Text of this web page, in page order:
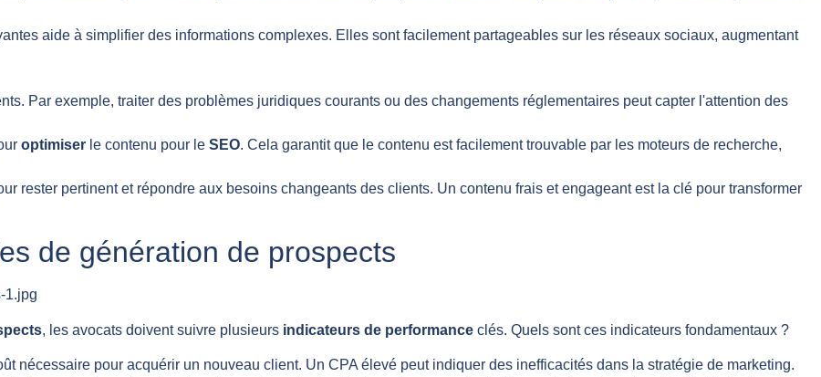
aide à simplifier des informations complexes. Elles sont facilement partageables sur les réseaux sociaux, augmentant
Par exemple, traiter des problèmes juridiques courants ou des changements réglementaires peut capter l'attention des
optimiser le contenu pour le SEO. Cela garantit que le contenu est facilement trouvable par les moteurs de recherche,
rester pertinent et répondre aux besoins changeants des clients. Un contenu frais et engageant est la clé pour transformer
de génération de prospects
, les avocats doivent suivre plusieurs indicateurs de performance clés. Quels sont ces indicateurs fondamentaux ?
nécessaire pour acquérir un nouveau client. Un CPA élevé peut indiquer des inefficacités dans la stratégie de marketing.